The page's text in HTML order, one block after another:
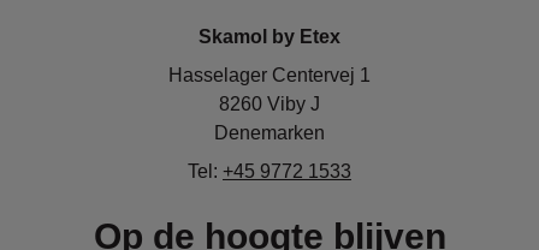
Skamol by Etex
Hasselager Centervej 1
8260 Viby J
Denemarken
Tel: +45 9772 1533
Op de hoogte blijven